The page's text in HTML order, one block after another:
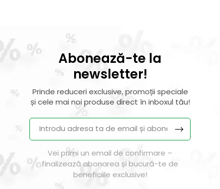
Abonează-te la
newsletter!
Prinde reduceri exclusive, promoții speciale
și cele mai noi produse direct în inboxul tău!
Vei primi un email de confirmare –
finalizează abonarea și bucură-te de
beneficiile exclusive!